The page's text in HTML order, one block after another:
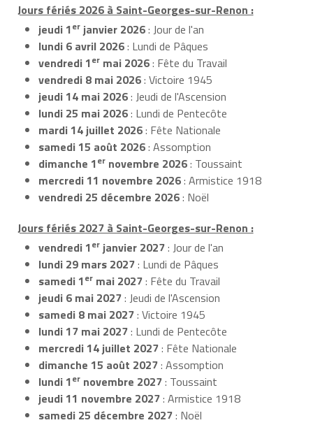
Jours fériés 2026 à Saint-Georges-sur-Renon :
jeudi 1er janvier 2026: Jour de l'an
lundi 6 avril 2026: Lundi de Pâques
vendredi 1er mai 2026: Fête du Travail
vendredi 8 mai 2026: Victoire 1945
jeudi 14 mai 2026: Jeudi de l'Ascension
lundi 25 mai 2026: Lundi de Pentecôte
mardi 14 juillet 2026: Fête Nationale
samedi 15 août 2026: Assomption
dimanche 1er novembre 2026: Toussaint
mercredi 11 novembre 2026: Armistice 1918
vendredi 25 décembre 2026: Noël
Jours fériés 2027 à Saint-Georges-sur-Renon :
vendredi 1er janvier 2027: Jour de l'an
lundi 29 mars 2027: Lundi de Pâques
samedi 1er mai 2027: Fête du Travail
jeudi 6 mai 2027: Jeudi de l'Ascension
samedi 8 mai 2027: Victoire 1945
lundi 17 mai 2027: Lundi de Pentecôte
mercredi 14 juillet 2027: Fête Nationale
dimanche 15 août 2027: Assomption
lundi 1er novembre 2027: Toussaint
jeudi 11 novembre 2027: Armistice 1918
samedi 25 décembre 2027: Noël